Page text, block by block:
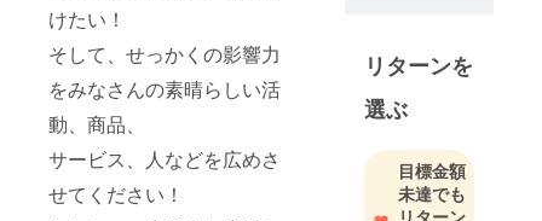
けたい！
そして、せっかくの影響力
をみなさんの素晴らしい活
動、商品、
サービス、人などを広めさ
せてください！
す！
リターンを
選ぶ
目標金額
未達でも